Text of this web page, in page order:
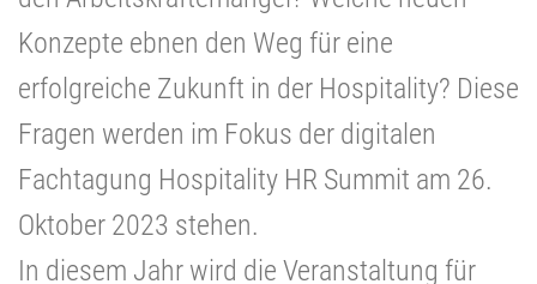
Konzepte ebnen den Weg für eine
erfolgreiche Zukunft in der Hospitality? Diese
Fragen werden im Fokus der digitalen
Fachtagung Hospitality HR Summit am 26.
Oktober 2023 stehen.
In diesem Jahr wird die Veranstaltung für